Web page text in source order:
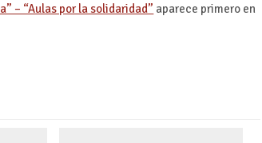
– “Aulas por la solidaridad” aparece primero en